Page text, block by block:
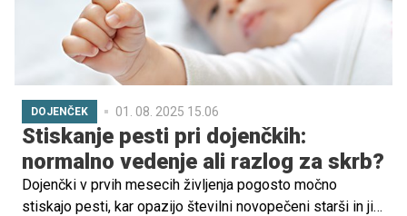
DOJENČEK 01. 08. 2025 15.06
Stiskanje pesti pri dojenčkih:
normalno vedenje ali razlog za skrb?
Dojenčki v prvih mesecih življenja pogosto močno
stiskajo pesti, kar opazijo številni novopečeni starši in jih